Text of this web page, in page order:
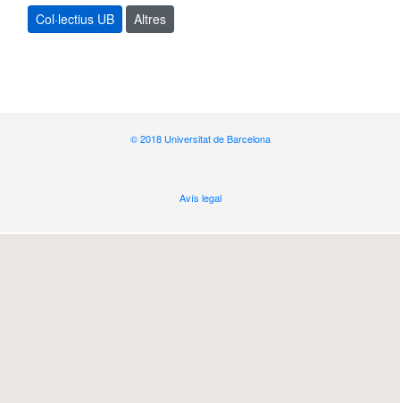
Col·lectius UB Altres
© 2018 Universitat de Barcelona
Avís legal